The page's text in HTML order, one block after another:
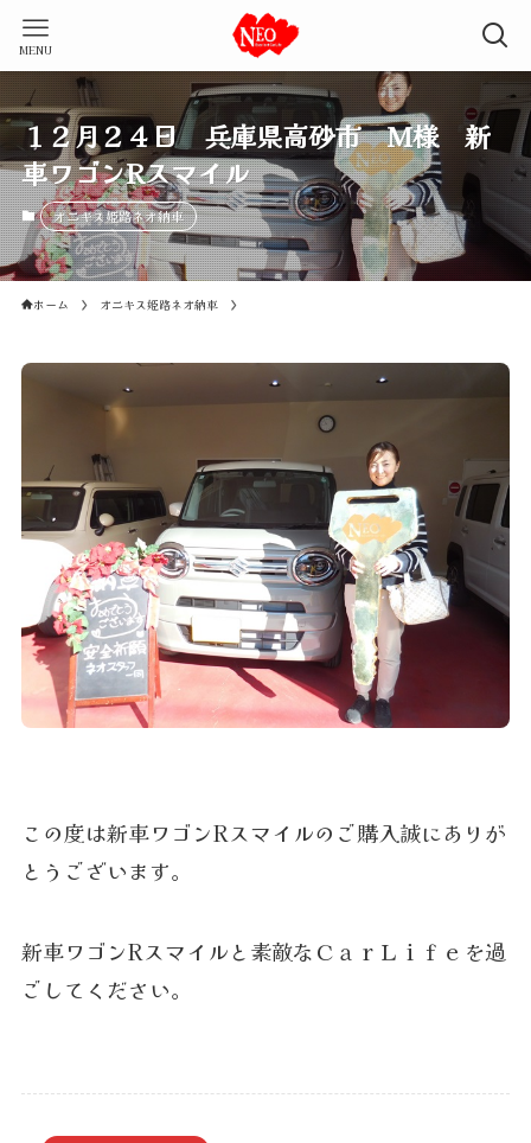
MENU
１２月２４日 兵庫県高砂市 M様 新
車ワゴンRスマイル
オニキス姫路ネオ納車
ホーム オニキス姫路ネオ納車
この度は新車ワゴンRスマイルのご購入誠にありが
とうございます。
新車ワゴンRスマイルと素敵なＣａｒＬｉｆｅを過
ごしてください。